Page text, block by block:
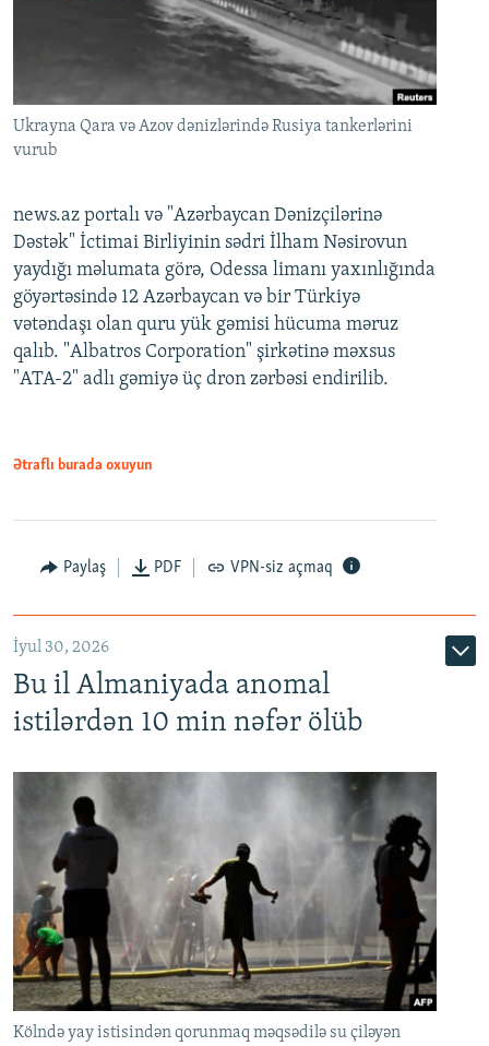
Ukrayna Qara və Azov dənizlərində Rusiya tankerlərini
vurub
news.az portalı və "Azərbaycan Dənizçilərinə
Dəstək" İctimai Birliyinin sədri İlham Nəsirovun
yaydığı məlumata görə, Odessa limanı yaxınlığında
göyərtəsində 12 Azərbaycan və bir Türkiyə
vətəndaşı olan quru yük gəmisi hücuma məruz
qalıb. "Albatros Corporation" şirkətinə məxsus
"ATA-2" adlı gəmiyə üç dron zərbəsi endirilib.
Ətraflı burada oxuyun
Paylaş PDF VPN-siz açmaq
İyul 30, 2026
Bu il Almaniyada anomal
istilərdən 10 min nəfər ölüb
Kölndə yay istisindən qorunmaq məqsədilə su çiləyən